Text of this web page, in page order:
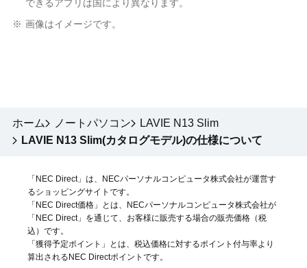
できるアプリは国により異なります。
※ 画像はイメージです。
ホーム ノートパソコン
LAVIE N13 Slim
LAVIE N13 Slim(カタログモデル)の仕様について
「NEC Direct」は、NECパーソナルコンピュータ株式会社が運営す
るショッピングサイトです。
「NEC Direct価格」とは、NECパーソナルコンピュータ株式会社が
「NEC Direct」を通じて、お客様に販売する場合の販売価格（税
込 ）です。
「獲得予定ポイント」とは、税込価格に対するポイント付与率より
算出されるNEC Directポイントです。